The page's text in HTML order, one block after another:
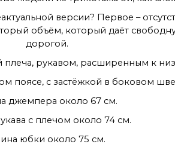
версии? Первое –
объём, который даёт
дорогой.
рукавом, расширенным к
поясе, с застёжкой в боковом
джемпера около 67 см.
с плечом около 74 см.
юбки около 75 см.